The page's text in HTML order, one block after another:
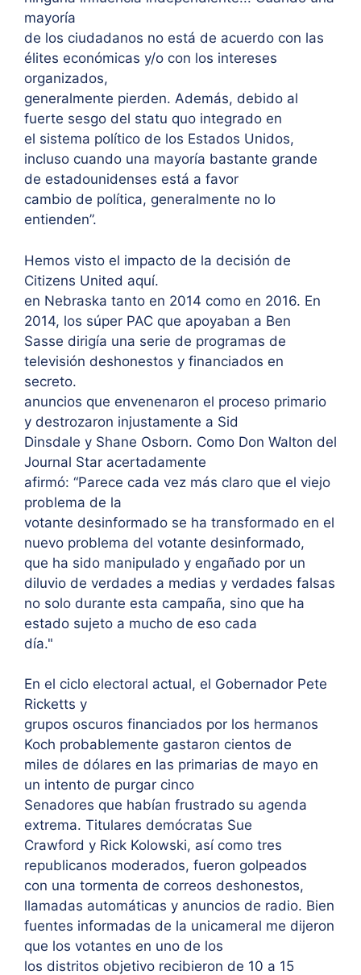
mayoría
de los ciudadanos no está de acuerdo con las
élites económicas y/o con los intereses
organizados,
generalmente pierden. Además, debido al
fuerte sesgo del statu quo integrado en
el sistema político de los Estados Unidos,
incluso cuando una mayoría bastante grande
de estadounidenses está a favor
cambio de política, generalmente no lo
entienden”.
Hemos visto el impacto de la decisión de
Citizens United aquí.
en Nebraska tanto en 2014 como en 2016. En
2014, los súper PAC que apoyaban a Ben
Sasse dirigía una serie de programas de
televisión deshonestos y financiados en
secreto.
anuncios que envenenaron el proceso primario
y destrozaron injustamente a Sid
Dinsdale y Shane Osborn. Como Don Walton del
Journal Star acertadamente
afirmó: “Parece cada vez más claro que el viejo
problema de la
votante desinformado se ha transformado en el
nuevo problema del votante desinformado,
que ha sido manipulado y engañado por un
diluvio de verdades a medias y verdades falsas
no solo durante esta campaña, sino que ha
estado sujeto a mucho de eso cada
día."
En el ciclo electoral actual, el Gobernador Pete
Ricketts y
grupos oscuros financiados por los hermanos
Koch probablemente gastaron cientos de
miles de dólares en las primarias de mayo en
un intento de purgar cinco
Senadores que habían frustrado su agenda
extrema. Titulares demócratas Sue
Crawford y Rick Kolowski, así como tres
republicanos moderados, fueron golpeados
con una tormenta de correos deshonestos,
llamadas automáticas y anuncios de radio. Bien
fuentes informadas de la unicameral me dijeron
que los votantes en uno de los
los distritos objetivo recibieron de 10 a 15